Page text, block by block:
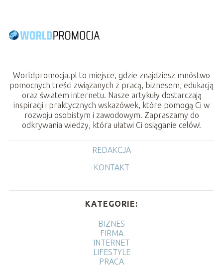
Worldpromocja.pl to miejsce, gdzie znajdziesz mnóstwo
pomocnych treści związanych z pracą, biznesem, edukacją
oraz światem internetu. Nasze artykuły dostarczają
inspiracji i praktycznych wskazówek, które pomogą Ci w
rozwoju osobistym i zawodowym. Zapraszamy do
odkrywania wiedzy, która ułatwi Ci osiąganie celów!
REDAKCJA
KONTAKT
KATEGORIE:
BIZNES
FIRMA
INTERNET
LIFESTYLE
PRACA